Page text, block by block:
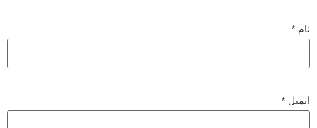
نام *
ایمیل *